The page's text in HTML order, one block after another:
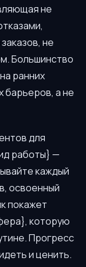
не
не
Большинство
ранних
барьеров, а не
для
работы} —
каждый
освоенный
покажет
которую
Прогресс
и ценить.